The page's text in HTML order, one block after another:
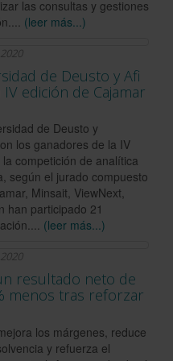
las consultas y gestiones
(leer más...)
de Deusto y Afi
edición de Cajamar
de Deusto y
los ganadores de la IV
competición de analítica
según el jurado compuesto
Minsait, ViewNext,
han participado 21
(leer más...)
resultado neto de
menos tras reforzar
los márgenes, reduce
y refuerza el